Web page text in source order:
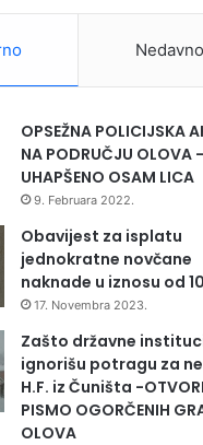
Nedavno
OPSEŽNA POLICIJSKA
NA PODRUČJU OLOVA
UHAPŠENO OSAM LICA
9. Februara 2022.
Obavijest za isplatu
jednokratne novčane
naknade u iznosu od
17. Novembra 2023.
Zašto državne
ignorišu potragu za
H.F. iz Čuništa -
PISMO OGORČENIH
OLOVA